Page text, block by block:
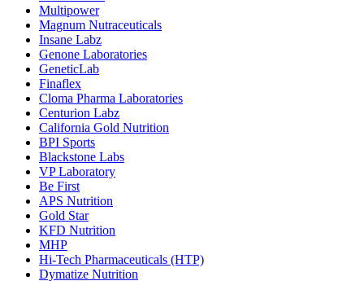
Multipower
Magnum Nutraceuticals
Insane Labz
Genone Laboratories
GeneticLab
Finaflex
Cloma Pharma Laboratories
Centurion Labz
California Gold Nutrition
BPI Sports
Blackstone Labs
VP Laboratory
Be First
APS Nutrition
Gold Star
KFD Nutrition
MHP
Hi-Tech Pharmaceuticals (HTP)
Dymatize Nutrition